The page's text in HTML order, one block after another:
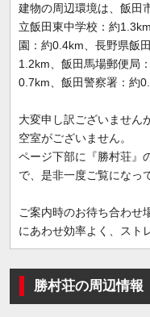
建物の周辺環境は、飯田
立飯田東中学校：約
園：約0.4km、長野県飯
1.2km、飯田馬場郵便局
0.7km、飯田警察署：約
大変申し訳ございません
空室がございません。
ページ下部に『勝村荘』
で、是非一度ご覧になっ
ご案内時のお待ち合わせ
にあわせ効率よく、スト
勝村荘の周辺情報